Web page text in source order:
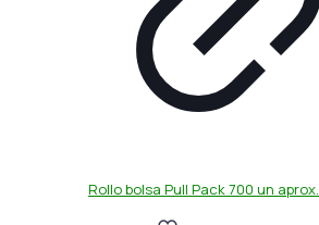
Rollo bolsa Pull Pack 700 un aprox.